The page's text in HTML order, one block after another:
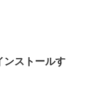
ンストールす